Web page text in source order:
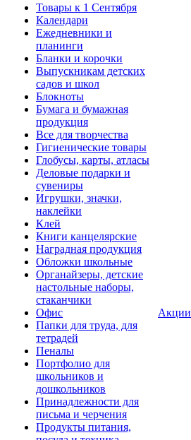
Товары к 1 Сентября
Календари
Ежедневники и
планинги
Бланки и корочки
Выпускникам детских
садов и школ
Блокноты
Бумага и бумажная
продукция
Все для творчества
Гигиенические товары
Глобусы, карты, атласы
Деловые подарки и
сувениры
Игрушки, значки,
наклейки
Клей
Книги канцелярские
Наградная продукция
Обложки школьные
Органайзеры, детские
настольные наборы,
стаканчики
Офис
Папки для труда, для
тетрадей
Пеналы
Портфолио для
школьников и
дошкольников
Принадлежности для
письма и черчения
Продукты питания,
Акции